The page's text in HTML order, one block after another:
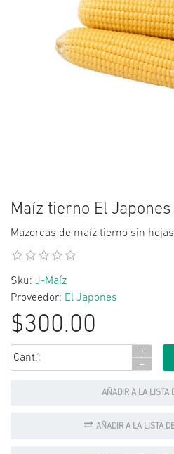
Maíz tierno El
Mazorcas de maíz tierno sin hojas
Sku: J-Maíz
Proveedor: El Japones
$300.00
Cant.:
+
-
AÑADIR A LA LISTA
AÑADIR A LA LISTA